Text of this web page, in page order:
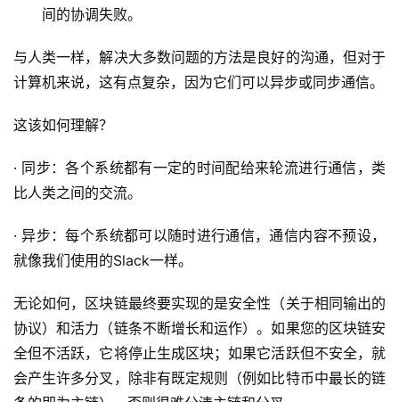
间的协调失败。
与人类一样，解决大多数问题的方法是良好的沟通，但对于
计算机来说，这有点复杂，因为它们可以异步或同步通信。
这该如何理解？
· 同步：各个系统都有一定的时间配给来轮流进行通信，类
比人类之间的交流。
· 异步：每个系统都可以随时进行通信，通信内容不预设，
就像我们使用的Slack一样。
无论如何，区块链最终要实现的是安全性（关于相同输出的
协议）和活力（链条不断增长和运作）。如果您的区块链安
全但不活跃，它将停止生成区块；如果它活跃但不安全，就
会产生许多分叉，除非有既定规则（例如比特币中最长的链